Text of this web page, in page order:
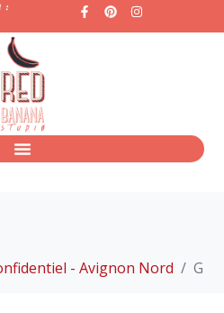
:
- Avignon Nord G